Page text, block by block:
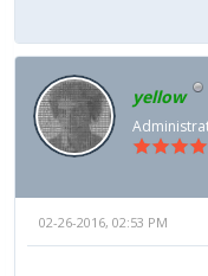
yellow
02-26-2016, 02:53 PM